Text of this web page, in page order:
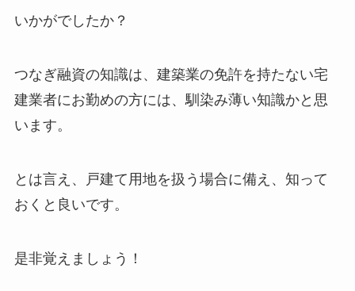
いかがでしたか？
つなぎ融資の知識は、建築業の免許を持たない宅
建業者にお勤めの方には、馴染み薄い知識かと思
います。
とは言え、戸建て用地を扱う場合に備え、知って
おくと良いです。
是非覚えましょう！